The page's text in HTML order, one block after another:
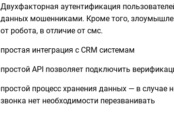
Двухфакторная аутентификация
данных мошенниками. Кроме того,
от робота, в отличие от смс.
простая интеграция с CRM системам
простой API позволяет подключить
простой процесс хранения данных — в случае
звонка нет необходимости перезванивать